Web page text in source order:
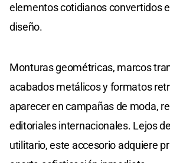
elementos cotidianos convertidos
diseño.
Monturas geométricas, marcos
acabados metálicos y formatos
aparecer en campañas de moda,
editoriales internacionales. Lejos
utilitario, este accesorio adquiere